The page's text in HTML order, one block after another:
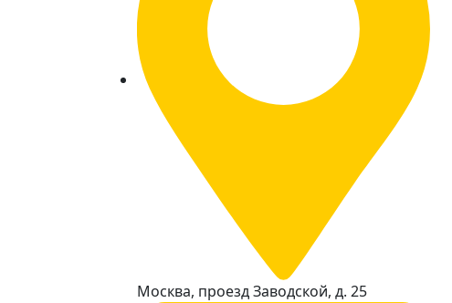
Москва, проезд Заводской, д. 25